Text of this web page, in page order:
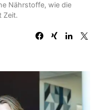
Nährstoffe, wie die
Zeit.